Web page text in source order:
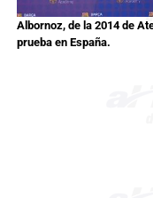
Albornoz, de la 2014 de
prueba en España.